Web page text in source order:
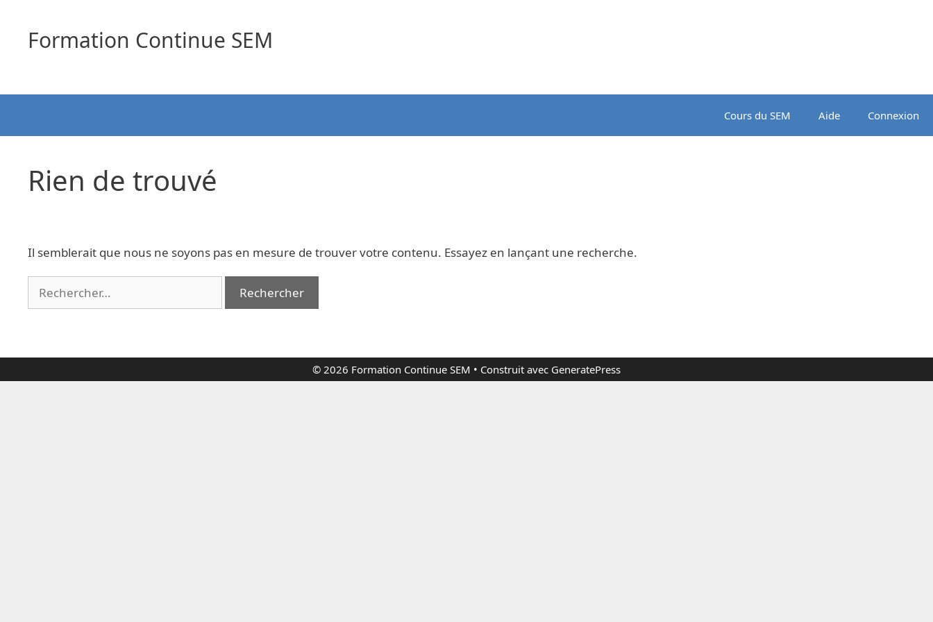
contenuFormation Continue SEM
Cours du SEM Aide Connexion
Rien de trouvé
Il semblerait que nous ne soyons pas en mesure de trouver votre contenu. Essayez en lançant une recherche.
Rechercher :
© 2026 Formation Continue SEM • Construit avec GeneratePress